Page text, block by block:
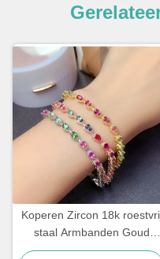
Koperen Zircon 18k
staal Armbanden Goud
geplatte Diamant